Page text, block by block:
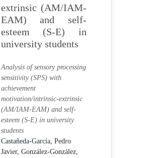
extrinsic (AM/IAM-
EAM) and self-
esteem (S-E) in
university students
Analysis of sensory processing
sensitivity (SPS) with
achievement
motivation/intrinsic-extrinsic
(AM/IAM-EAM) and self-
esteem (S-E) in university
students
Castañeda-García, Pedro
Javier, González-González,